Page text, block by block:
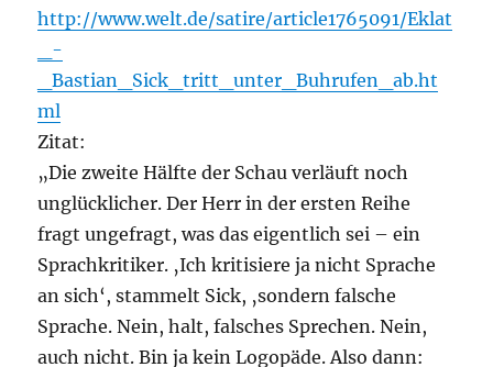
http://www.welt.de/satire/article1765091/Eklat
_-
_Bastian_Sick_tritt_unter_Buhrufen_ab.ht
ml
Zitat:
„Die zweite Hälfte der Schau verläuft noch
unglücklicher. Der Herr in der ersten Reihe
fragt ungefragt, was das eigentlich sei – ein
Sprachkritiker. ‚Ich kritisiere ja nicht Sprache
an sich‘, stammelt Sick, ‚sondern falsche
Sprache. Nein, halt, falsches Sprechen. Nein,
auch nicht. Bin ja kein Logopäde. Also dann: